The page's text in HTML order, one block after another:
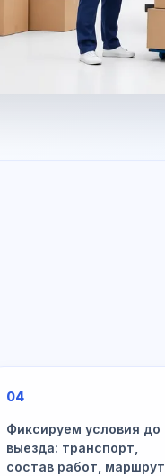
04
Фиксируем условия до
выезда: транспорт,
состав работ, маршрут,